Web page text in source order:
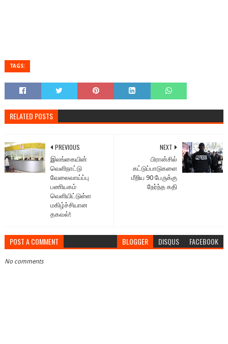
TAGS:
RELATED POSTS
NEXT
பிரான்சில்
கட்டுப்பாடுகளை
மீறிய 90 பேருக்கு
நேர்ந்த கதி
PREVIOUS
இலங்கையின்
வெளிநாட்டு
வேலைவாய்ப்பு
பணியகம்
வெளியிட்டுள்ள
மகிழ்ச்சியான
தகவல்!
POST A COMMENT BLOGGER DISQUS FACEBOOK
No comments